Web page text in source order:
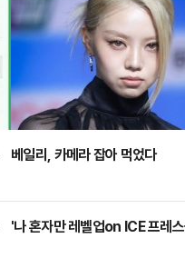
베일리, 카메라 잡아 먹었다
'나 혼자만 레벨업on ICE 프레